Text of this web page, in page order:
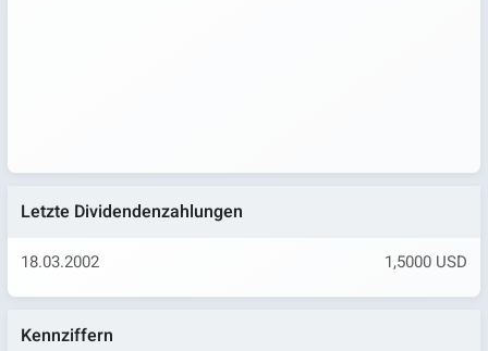
Letzte Dividendenzahlungen
18.03.2002 1,5000 USD
Kennziffern